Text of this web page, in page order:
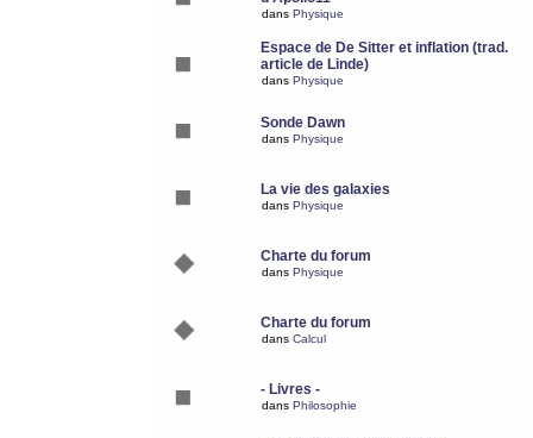
dans Physique
Espace de De Sitter et inflation (trad.
article de Linde)
dans Physique
Sonde Dawn
dans Physique
La vie des galaxies
dans Physique
Charte du forum
dans Physique
Charte du forum
dans Calcul
- Livres -
dans Philosophie